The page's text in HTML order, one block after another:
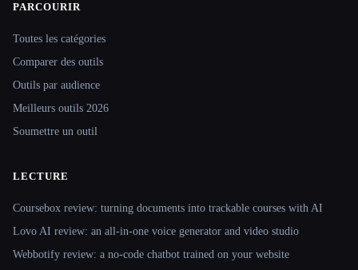
Site navigation
PARCOURIR
Toutes les catégories
Comparer des outils
Outils par audience
Meilleurs outils 2026
Soumettre un outil
LECTURE
Coursebox review: turning documents into trackable courses with AI
Lovo AI review: an all-in-one voice generator and video studio
Webbotify review: a no-code chatbot trained on your website